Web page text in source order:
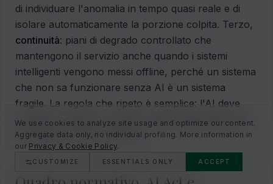
di individuare l'anomalia in tempo quasi reale e di
isolare automaticamente la porzione colpita. Terzo,
continuità: piani di degrado controllato che
mantengono il servizio anche quando i sistemi
intelligenti vengono messi offline, perché un sistema
che non sa funzionare senza AI è un sistema
fragile. La regola che ripeto è semplice: l'AI deve
rendere la rete più robusta, mai più dipendente da
un singolo punto di rottura.
We use cookies to analyze site usage and optimize our content.
Aggregate data only, no individual profiling. More information in
our Privacy & Cookie Policy.
CUSTOMIZE ESSENTIALS ONLY ACCEPT